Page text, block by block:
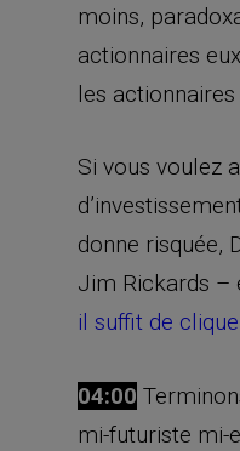
moins,
actionnaires
les actionnaires
Si vous voulez
donne risquée,
Jim Rickards –
il suffit de
04:00
mi-futuriste mi-